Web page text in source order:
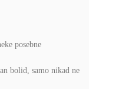
posebne
bolid, samo nikad ne